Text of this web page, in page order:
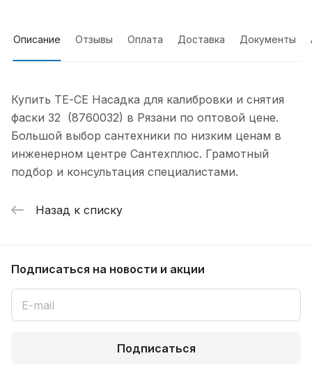
Описание Отзывы Оплата Доставка Документы
Купить ТЕ-СЕ Насадка для калибровки и снятия
фаски 32 (8760032) в Рязани по оптовой цене.
Большой выбор сантехники по низким ценам в
инженерном центре Сантехплюс. Грамотный
подбор и консультация специалистами.
Назад к списку
Подписаться на новости и акции
Подписаться